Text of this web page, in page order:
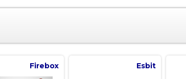
Firebox Esbit